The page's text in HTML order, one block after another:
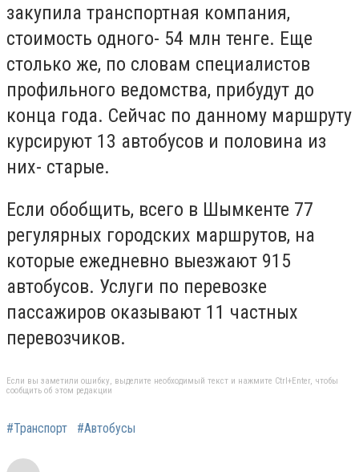
закупила транспортная компания,
стоимость одного- 54 млн тенге. Еще
столько же, по словам специалистов
профильного ведомства, прибудут до
конца года. Сейчас по данному маршруту
курсируют 13 автобусов и половина из
них- старые.
Если обобщить, всего в Шымкенте 77
регулярных городских маршрутов, на
которые ежедневно выезжают 915
автобусов. Услуги по перевозке
пассажиров оказывают 11 частных
перевозчиков.
Если вы заметили ошибку, выделите необходимый текст и нажмите Ctrl+Enter, чтобы
сообщить об этом редакции
#Транспорт #Автобусы